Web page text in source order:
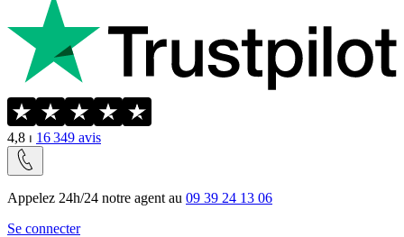
4,8 ⏐ 16 349 avis
Appelez 24h/24 notre agent au 09 39 24 13 06
Se connecter